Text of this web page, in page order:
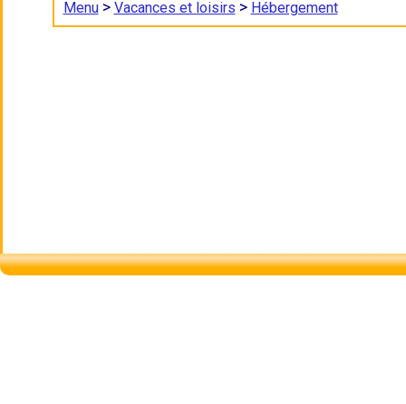
Menu> Vacances et loisirs > Hébergement